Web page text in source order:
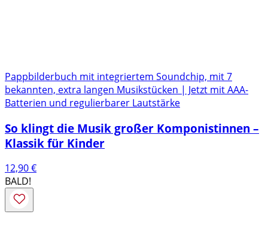
Pappbilderbuch mit integriertem Soundchip, mit 7
bekannten, extra langen Musikstücken | Jetzt mit AAA-
Batterien und regulierbarer Lautstärke
So klingt die Musik großer Komponistinnen –
Klassik für Kinder
12,90€
BALD!